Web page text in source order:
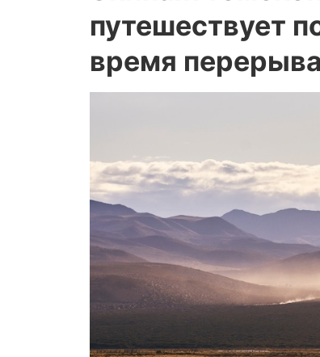
путешествует
время